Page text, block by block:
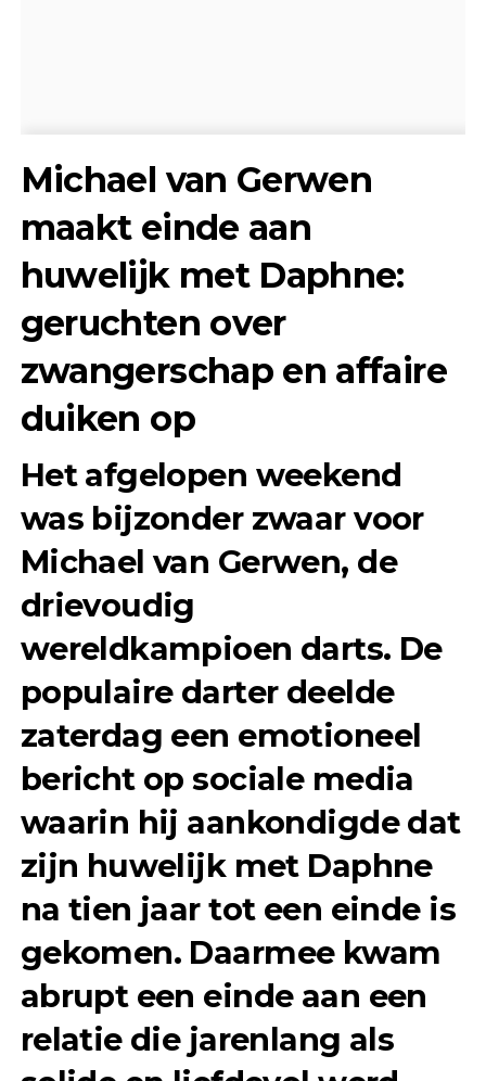
Michael van Gerwen
maakt einde aan
huwelijk met Daphne:
geruchten over
zwangerschap en affaire
duiken op
Het afgelopen weekend
was bijzonder zwaar voor
Michael van Gerwen, de
drievoudig
wereldkampioen darts. De
populaire darter deelde
zaterdag een emotioneel
bericht op sociale media
waarin hij aankondigde dat
zijn huwelijk met Daphne
na tien jaar tot een einde is
gekomen. Daarmee kwam
abrupt een einde aan een
relatie die jarenlang als